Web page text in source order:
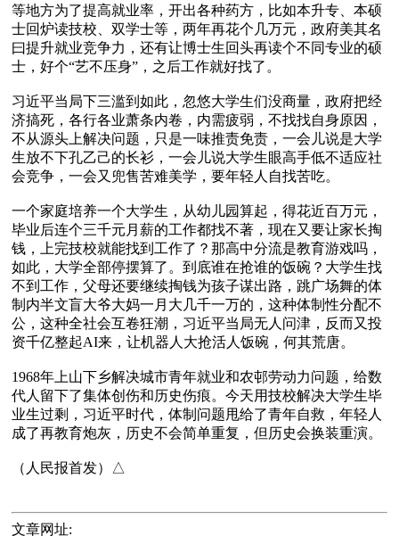
等地方为了提高就业率，开出各种药方，比如本升专、本硕
士回炉读技校、双学士等，两年再花个几万元，政府美其名
曰提升就业竞争力，还有让博士生回头再读个不同专业的硕
士，好个“艺不压身”，之后工作就好找了。
习近平当局下三滥到如此，忽悠大学生们没商量，政府把经
济搞死，各行各业萧条内卷，内需疲弱，不找找自身原因，
不从源头上解决问题，只是一味推责免责，一会儿说是大学
生放不下孔乙己的长衫，一会儿说大学生眼高手低不适应社
会竞争，一会又兜售苦难美学，要年轻人自找苦吃。
一个家庭培养一个大学生，从幼儿园算起，得花近百万元，
毕业后连个三千元月薪的工作都找不著，现在又要让家长掏
钱，上完技校就能找到工作了？那高中分流是教育游戏吗，
如此，大学全部停摆算了。到底谁在抢谁的饭碗？大学生找
不到工作，父母还要继续掏钱为孩子谋出路，跳广场舞的体
制内半文盲大爷大妈一月大几千一万的，这种体制性分配不
公，这种全社会互卷狂潮，习近平当局无人问津，反而又投
资千亿整起AI来，让机器人大抢活人饭碗，何其荒唐。
1968年上山下乡解决城市青年就业和农邨劳动力问题，给数
代人留下了集体创伤和历史伤痕。今天用技校解决大学生毕
业生过剩，习近平时代，体制问题甩给了青年自救，年轻人
成了再教育炮灰，历史不会简单重复，但历史会换装重演。
文章网址: